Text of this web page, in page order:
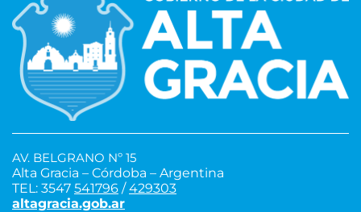
AV. BELGRANO Nº 15
Alta Gracia – Córdoba – Argentina
TEL: 3547 541796 /429303
altagracia.gob.ar